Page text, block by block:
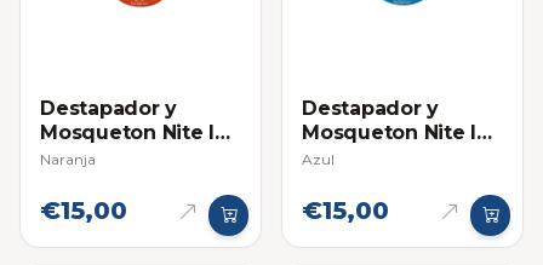
Destapador y
Mosqueton Nite Ize
Acero Inox
Naranja
€15,00
Destapador y
Mosqueton Nite Ize
Acero Inox
Azul
€15,00